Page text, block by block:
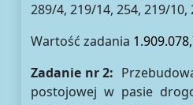
289/4, 219/14, 254, 219/10,
Wartość zadania
Zadanie nr 2:
postojowej w pasie